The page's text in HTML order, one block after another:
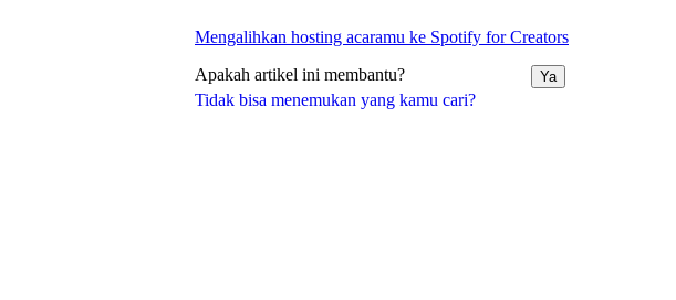
Tidak bisa menemukan yang kamu cari?
Mengalihkan hosting acaramu ke Spotify for Creators
Apakah artikel ini membantu? Ya